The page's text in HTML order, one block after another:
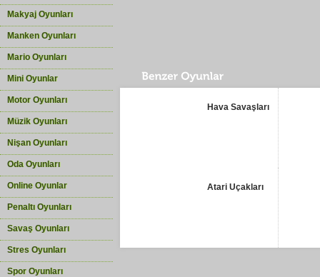
Makyaj Oyunları
Manken Oyunları
Mario Oyunları
Mini Oyunlar
Motor Oyunları
Müzik Oyunları
Nişan Oyunları
Oda Oyunları
Online Oyunlar
Penaltı Oyunları
Savaş Oyunları
Stres Oyunları
Spor Oyunları
Hava Savaşları
Atari Uçakları